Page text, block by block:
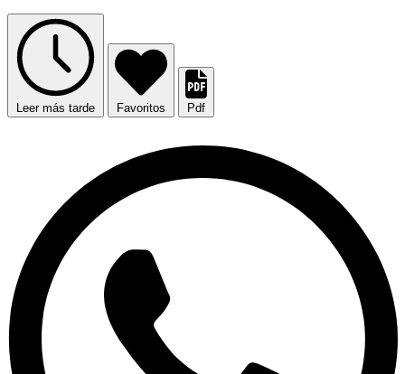
Leer más tarde Favoritos Pdf